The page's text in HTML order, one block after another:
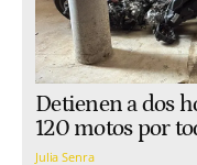
Detienen a dos
120 motos por
Julia Senra